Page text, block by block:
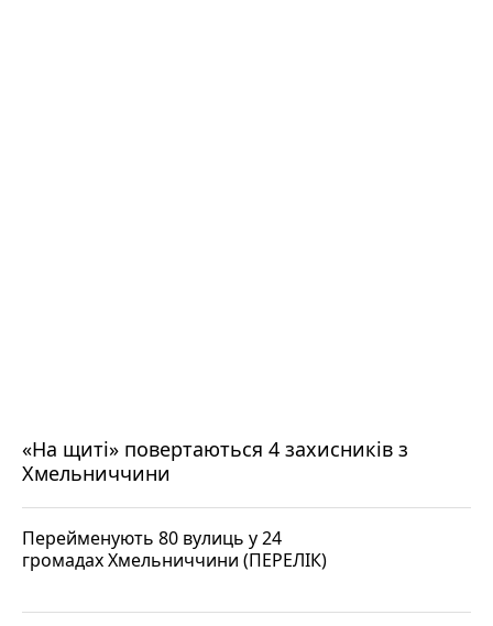
«На щиті» повертаються 4 захисників з
Хмельниччини
Перейменують 80 вулиць у 24
громадах Хмельниччини (ПЕРЕЛІК)